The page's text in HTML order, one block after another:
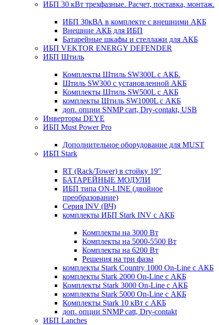
ИБП 30 кВт трехфазные. Расчет, поставка, монтаж.
ИБП 30кВА в комплекте с внешними АКБ
Внешние АКБ для ИБП
Батарейные шкафы и стеллажи для АКБ
ИБП VEKTOR ENERGY DEFENDER
ИБП Штиль
Комплекты Штиль SW300L с АКБ.
Штиль SW300 с установленной АКБ
Комплекты Штиль SW500L с АКБ
комплекты Штиль SW1000L с АКБ
доп. опции SNMP cart, Dry-contakt, USB
Инверторы DEYE
ИБП Must Power Pro
Дополнительное оборудование для MUST
ИБП Stark
RT (Rack/Tower) в стойку 19"
БАТАРЕЙНЫЕ МОДУЛИ
ИБП типа ON-LINE (двойное
преобразование)
Серия INV (ВЧ)
комплекты ИБП Stark INV с АКБ
Комплекты на 3000 Вт
Комплекты на 5000-5500 Вт
Комплекты на 6200 Вт
Решения на три фазы
комплекты Stark Country 1000 On-Line с АКБ
комплекты Stark 2000 On-Line с АКБ
Комплекты Stark 3000 On-Line с АКБ
комплекты Stark 5000 On-Line с АКБ
Комплекты Stark 10 кВт с АКБ
доп. опции SNMP catt, Dry-contakt
ИБП Lanches